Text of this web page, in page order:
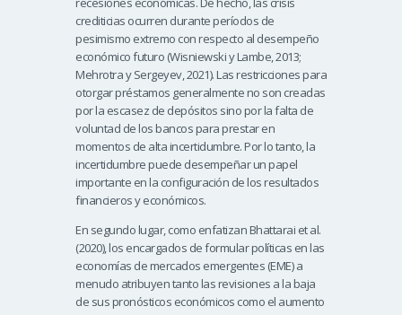
crediticias ocurren durante períodos de
pesimismo extremo con respecto al desempeño
económico futuro (Wisniewski y Lambe, 2013;
Mehrotra y Sergeyev, 2021). Las restricciones para
otorgar préstamos generalmente no son creadas
por la escasez de depósitos sino por la falta de
voluntad de los bancos para prestar en
momentos de alta incertidumbre. Por lo tanto, la
incertidumbre puede desempeñar un papel
importante en la configuración de los resultados
financieros y económicos.
En segundo lugar, como enfatizan Bhattarai et al.
(2020), los encargados de formular políticas en las
economías de mercados emergentes (EME) a
menudo atribuyen tanto las revisiones a la baja
de sus pronósticos económicos como el aumento